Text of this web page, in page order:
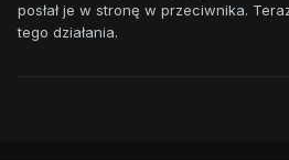
posłał je w stronę w przeciwnika.
tego działania.